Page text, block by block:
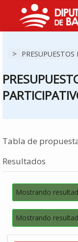
> PRESUPUESTOS
Tabla de
Resultados
Mostrando
Mostrando